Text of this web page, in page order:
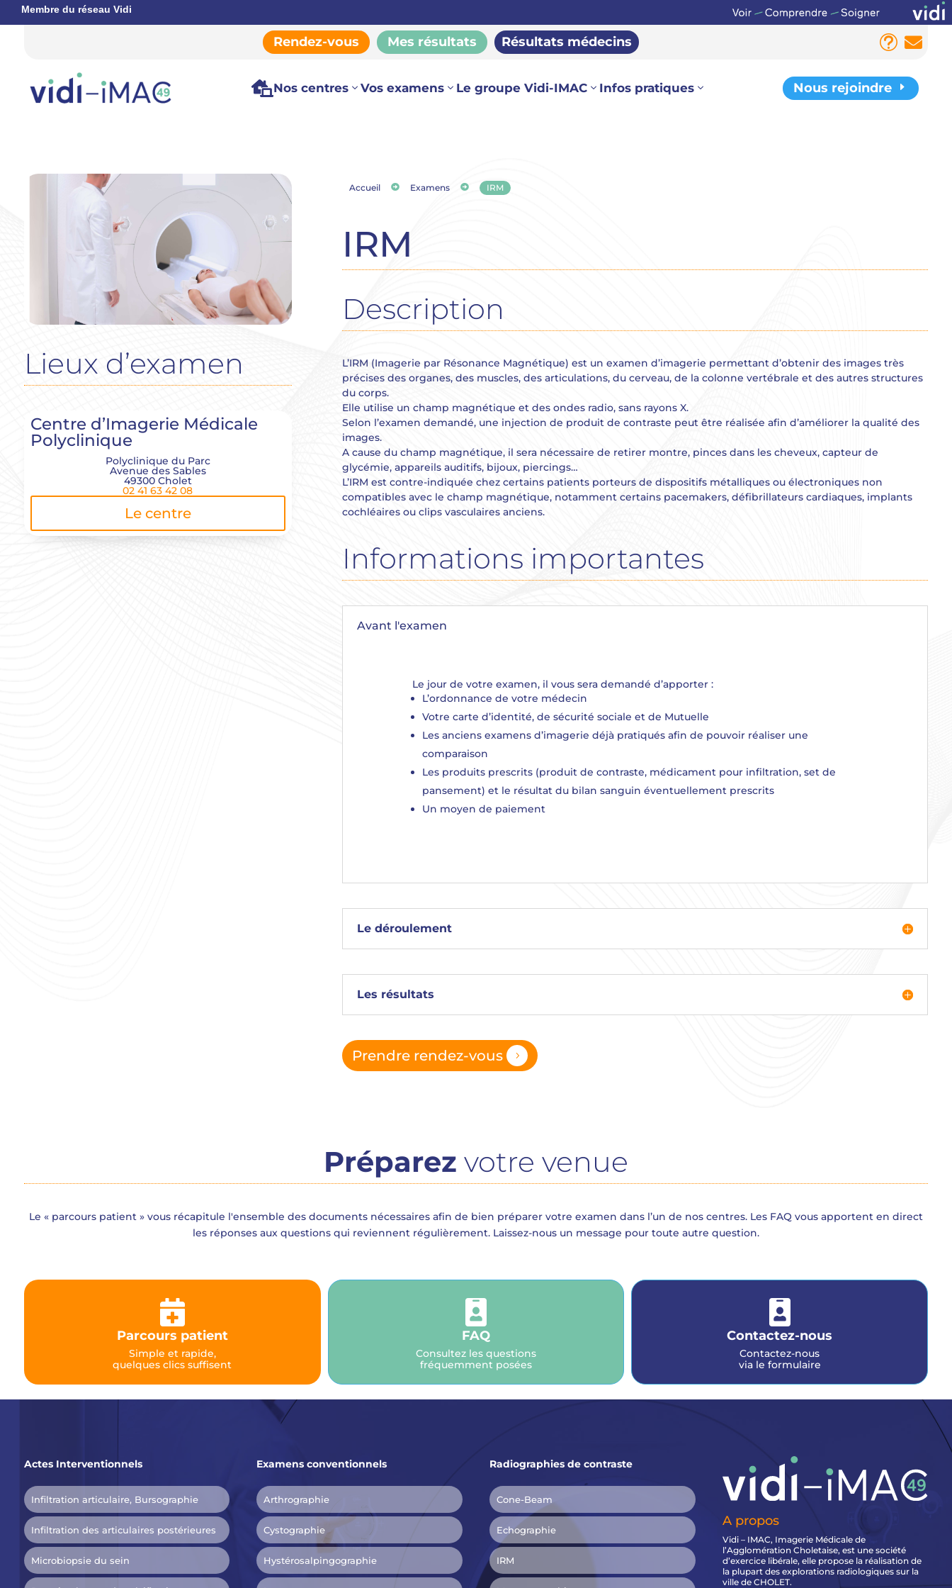
Membre du réseau Vidi
Rendez-vous Mes résultats Résultats médecins t 
Nos centres Vos examens Le groupe Vidi-IMAC Infos pratiques Nous rejoindre E
Lieux d’examen
Centre d’Imagerie Médicale
Polyclinique
Polyclinique du Parc
Avenue des Sables
49300 Cholet
02 41 63 42 08
Le centre
Accueil  Examens  IRM
IRM
Description
L’IRM (Imagerie par Résonance Magnétique) est un examen d’imagerie permettant d’obtenir des images très
précises des organes, des muscles, des articulations, du cerveau, de la colonne vertébrale et des autres structures
du corps.
Elle utilise un champ magnétique et des ondes radio, sans rayons X.
Selon l’examen demandé, une injection de produit de contraste peut être réalisée afin d’améliorer la qualité des
images.
A cause du champ magnétique, il sera nécessaire de retirer montre, pinces dans les cheveux, capteur de
glycémie, appareils auditifs, bijoux, piercings…
L’IRM est contre-indiquée chez certains patients porteurs de dispositifs métalliques ou électroniques non
compatibles avec le champ magnétique, notamment certains pacemakers, défibrillateurs cardiaques, implants
cochléaires ou clips vasculaires anciens.
Informations importantes
Avant l'examen
Le jour de votre examen, il vous sera demandé d’apporter :
L’ordonnance de votre médecin
Votre carte d’identité, de sécurité sociale et de Mutuelle
Les anciens examens d’imagerie déjà pratiqués afin de pouvoir réaliser une
comparaison
Les produits prescrits (produit de contraste, médicament pour infiltration, set de
pansement) et le résultat du bilan sanguin éventuellement prescrits
Un moyen de paiement
Le déroulement
Les résultats
5
Prendre rendez-vous
Préparez votre venue
Le « parcours patient » vous récapitule l'ensemble des documents nécessaires afin de bien préparer votre examen dans l’un de nos centres. Les FAQ vous apportent en direct
les réponses aux questions qui reviennent régulièrement. Laissez-nous un message pour toute autre question.

Parcours patient
Simple et rapide,
quelques clics suffisent

FAQ
Consultez les questions
fréquemment posées

Contactez-nous
Contactez-nous
via le formulaire
Actes Interventionnels
Infiltration articulaire, Bursographie
Infiltration des articulaires postérieures
Microbiopsie du sein
Examens conventionnels
Arthrographie
Cystographie
Hystérosalpingographie
Radiographies de contraste
Cone-Beam
Echographie
IRM
A propos
Vidi – IMAC, Imagerie Médicale de
l’Agglomération Choletaise, est une société
d’exercice libérale, elle propose la réalisation de
la plupart des explorations radiologiques sur la
ville de CHOLET.